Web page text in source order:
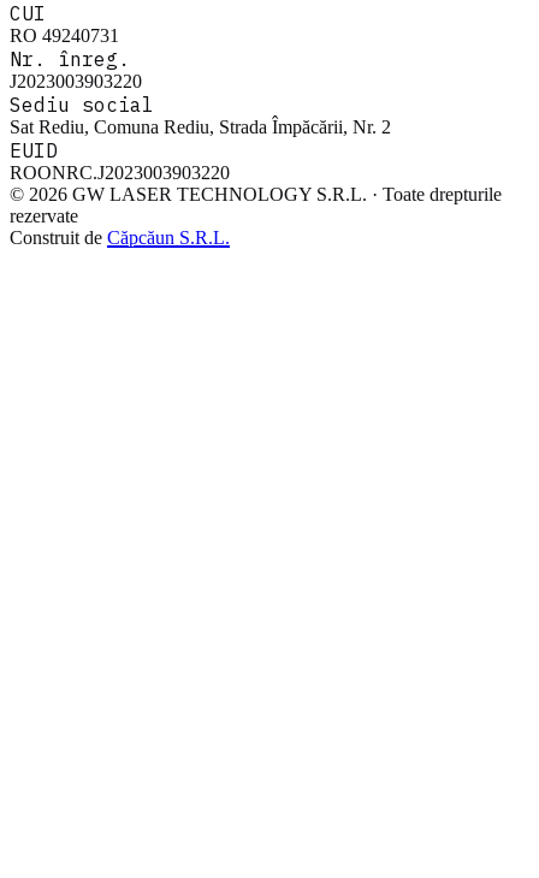
CUI
RO 49240731
Nr. înreg.
J2023003903220
Sediu social
Sat Rediu, Comuna Rediu, Strada Împăcării, Nr. 2
EUID
ROONRC.J2023003903220
© 2026 GW LASER TECHNOLOGY S.R.L. · Toate drepturile
rezervate
Construit de Căpcăun S.R.L.